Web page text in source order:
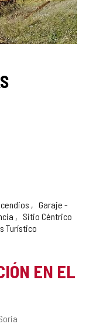
Garaje -
Sitio Céntrico
Turístico
EN EL